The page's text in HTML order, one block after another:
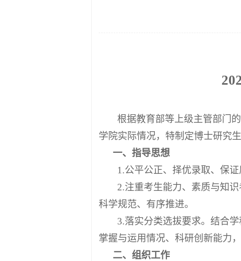
根据教育部等上级主管部门
学院实际情况，特制定博士研究
一、指导思想
1 .公平公正、择优录取、保证
2.注重考生能力、素质与知
科学规范、有序推进。
3.落实分类选拔要求。结合
掌握与运用情况、科研创新能力
二、组织工作